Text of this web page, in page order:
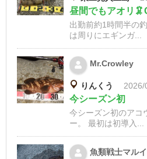
昼間でもアオリ
出勤前約1時間半の
は周りにエギンガ...
Mr.Crowley
りんくう 2026/
今シーズン初
今シーズン初のアコ
ー。 最初は初導入...
魚類戦士マル